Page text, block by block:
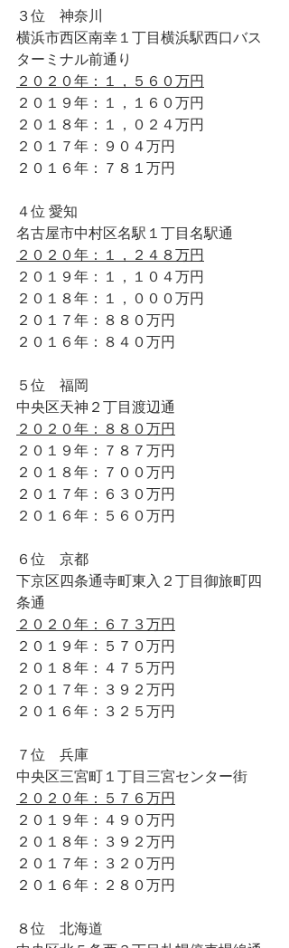
３位　神奈川
横浜市西区南幸１丁目横浜駅西口バス
ターミナル前通り
２０２０年：１，５６０万円
２０１９年：１，１６０万円
２０１８年：１，０２４万円
２０１７年：９０４万円
２０１６年：７８１万円
４位 愛知
名古屋市中村区名駅１丁目名駅通
２０２０年：１，２４８万円
２０１９年：１，１０４万円
２０１８年：１，０００万円
２０１７年：８８０万円
２０１６年：８４０万円
５位　福岡
中央区天神２丁目渡辺通
２０２０年：８８０万円
２０１９年：７８７万円
２０１８年：７００万円
２０１７年：６３０万円
２０１６年：５６０万円
６位　京都
下京区四条通寺町東入２丁目御旅町四
条通
２０２０年：６７３万円
２０１９年：５７０万円
２０１８年：４７５万円
２０１７年：３９２万円
２０１６年：３２５万円
７位　兵庫
中央区三宮町１丁目三宮センター街
２０２０年：５７６万円
２０１９年：４９０万円
２０１８年：３９２万円
２０１７年：３２０万円
２０１６年：２８０万円
８位　北海道